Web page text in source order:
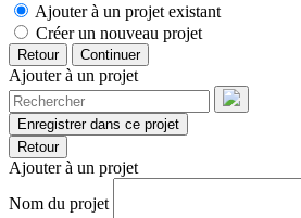
Ajouter à un projet existant
Créer un nouveau projet
Retour Continuer
Ajouter à un projet
Enregistrer dans ce projet
Retour
Ajouter à un projet
Nom du projet